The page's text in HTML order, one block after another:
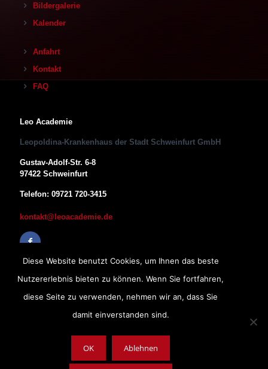
Bildergalerie
Kalender
Anfahrt
Kontakt
FAQ
Leo Academie
Leopoldina-Krankenhaus der Stadt Schweinfurt GmbH
Gustav-Adolf-Str. 6-8
97422 Schweinfurt
Telefon: 09721 720-3415
kontakt@leoacademie.de
Copyright © 2019, Leopoldina-Krankenhaus der Stadt Schweinfurt
Diese Website benutzt Cookies, um Ihnen das beste
Nutzererlebnis bieten zu können. Wenn Sie fortfahren,
diese Seite zu verwenden, nehmen wir an, dass Sie
damit einverstanden sind.
OK Ablehnen